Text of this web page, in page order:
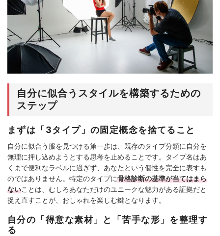
自分に似合うスタイルを構築するための
ステップ
まずは「3タイプ」の固定概念を捨てること
自分に似合う服を見つける第一歩は、既存のタイプ分類に自分を
無理に押し込めようとする思考を止めることです。タイプ名はあ
くまで便利なラベルに過ぎず、あなたという個性を完全に表すも
のではありません。特定のタイプに骨格診断の基準が当てはまら
ないことは、むしろあなただけのユニークな魅力がある証拠だと
捉え直すことが、おしゃれを楽しむ鍵となります。
自分の「得意な素材」と「苦手な形」を整理す
る